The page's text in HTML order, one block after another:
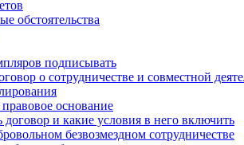
обстоятельства
подписывать
о сотрудничестве и совместной
основание
договор и какие условия в него включить
безвозмездном сотрудничестве